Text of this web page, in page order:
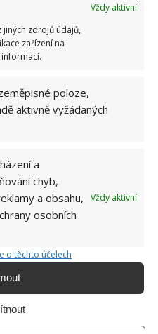
Vždy aktivní
jiných zdrojů údajů,
zařízení na
poloze,
aktivně vyžádaných
a
chyb,
a obsahu,
osobních
Vždy aktivní
o těchto účelech
dílo, co říkáte
obrazů a sami posuďte,
umělce jsou
které nejenom
změní nejenom ráz
i celého města. Jak je
a odhodlání, tak dokáže